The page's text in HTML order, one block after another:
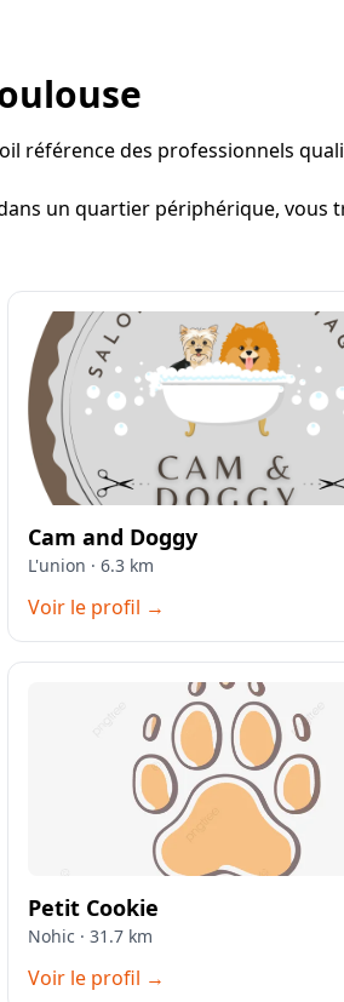
référence des professionnels
un quartier périphérique,
Cam and Doggy
L'union · 6.3 km
Voir le profil →
Petit Cookie
Nohic · 31.7 km
Voir le profil →